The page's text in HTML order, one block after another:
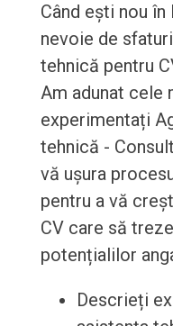
Când ești nou în
nevoie de
tehnică pentru
Am adunat cele
experimentați
tehnică -
vă ușura
pentru a vă
CV care să
potențialilor
Descrieți